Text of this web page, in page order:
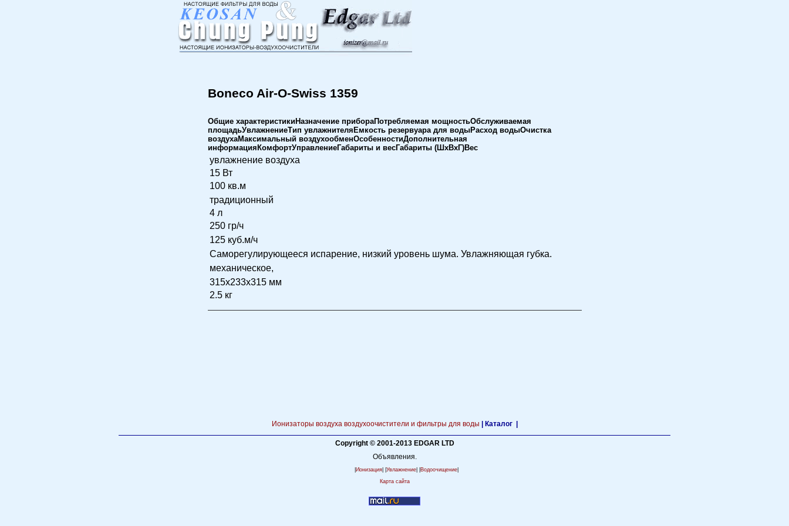
Boneco Air-O-Swiss 1359
Общие характеристикиНазначение прибораПотребляемая мощностьОбслуживаемая
площадьУвлажнениеТип увлажнителяЕмкость резервуара для водыРасход водыОчистка
воздухаМаксимальный воздухообменОсобенностиДополнительная
информацияКомфортУправлениеГабариты и весГабариты (ШхВхГ)Вес
увлажнение воздуха
15 Вт
100 кв.м
традиционный
4 л
250 гр/ч
125 куб.м/ч
Саморегулирующееся испарение, низкий уровень шума. Увлажняющая губка.
механическое,
315x233x315 мм
2.5 кг
Ионизаторы воздуха воздухоочистители и фильтры для воды Каталог |
Copyright © 2001-2013 EDGAR LTD
Объявления.
Ионизация| | Увлажнение| | Водоочищение|
Карта сайта